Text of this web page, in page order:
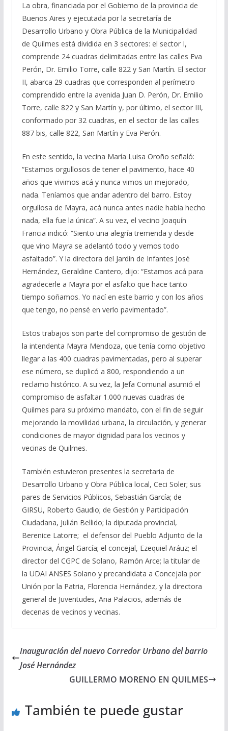
La obra, financiada por el Gobierno de la provincia de
Buenos Aires y ejecutada por la secretaría de
Desarrollo Urbano y Obra Pública de la Municipalidad
de Quilmes está dividida en 3 sectores: el sector I,
comprende 24 cuadras delimitadas entre las calles Eva
Perón, Dr. Emilio Torre, calle 822 y San Martín. El sector
II, abarca 29 cuadras que corresponden al perímetro
comprendido entre la avenida Juan D. Perón, Dr. Emilio
Torre, calle 822 y San Martín y, por último, el sector III,
conformado por 32 cuadras, en el sector de las calles
887 bis, calle 822, San Martín y Eva Perón.
En este sentido, la vecina María Luisa Oroño señaló:
“Estamos orgullosos de tener el pavimento, hace 40
años que vivimos acá y nunca vimos un mejorado,
nada. Teníamos que andar adentro del barro. Estoy
orgullosa de Mayra, acá nunca antes nadie había hecho
nada, ella fue la única”. A su vez, el vecino Joaquín
Francia indicó: “Siento una alegría tremenda y desde
que vino Mayra se adelantó todo y vemos todo
asfaltado”. Y la directora del Jardín de Infantes José
Hernández, Geraldine Cantero, dijo: “Estamos acá para
agradecerle a Mayra por el asfalto que hace tanto
tiempo soñamos. Yo nací en este barrio y con los años
que tengo, no pensé en verlo pavimentado”.
Estos trabajos son parte del compromiso de gestión de
la intendenta Mayra Mendoza, que tenía como objetivo
llegar a las 400 cuadras pavimentadas, pero al superar
ese número, se duplicó a 800, respondiendo a un
reclamo histórico. A su vez, la Jefa Comunal asumió el
compromiso de asfaltar 1.000 nuevas cuadras de
Quilmes para su próximo mandato, con el fin de seguir
mejorando la movilidad urbana, la circulación, y generar
condiciones de mayor dignidad para los vecinos y
vecinas de Quilmes.
También estuvieron presentes la secretaria de
Desarrollo Urbano y Obra Pública local, Ceci Soler; sus
pares de Servicios Públicos, Sebastián García; de
GIRSU, Roberto Gaudio; de Gestión y Participación
Ciudadana, Julián Bellido; la diputada provincial,
Berenice Latorre; el defensor del Pueblo Adjunto de la
Provincia, Ángel García; el concejal, Ezequiel Aráuz; el
director del CGPC de Solano, Ramón Arce; la titular de
la UDAI ANSES Solano y precandidata a Concejala por
Unión por la Patria, Florencia Hernández, y la directora
general de Juventudes, Ana Palacios, además de
decenas de vecinos y vecinas.
Inauguración del nuevo Corredor Urbano del barrio
José Hernández
GUILLERMO MORENO EN QUILMES
También te puede gustar